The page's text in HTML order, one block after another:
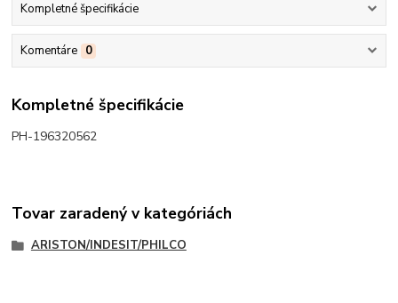
Kompletné špecifikácie
Komentáre 0
Kompletné špecifikácie
PH-196320562
Tovar zaradený v kategóriách
ARISTON/INDESIT/PHILCO